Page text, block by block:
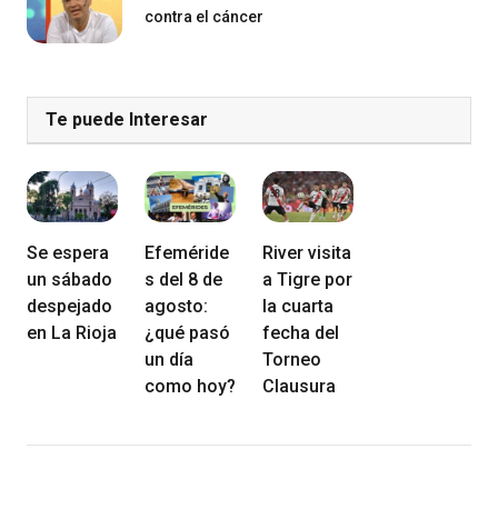
contra el cáncer
Te puede Interesar
Se espera
un sábado
despejado
en La Rioja
Efeméride
s del 8 de
agosto:
¿qué pasó
un día
como hoy?
River visita
a Tigre por
la cuarta
fecha del
Torneo
Clausura